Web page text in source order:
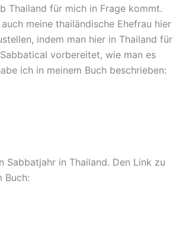
Thailand für mich in Frage kommt.
meine thailändische Ehefrau hier
indem man hier in Thailand für
vorbereitet, wie man es
ich in meinem Buch beschrieben:
Sabbatjahr in Thailand. Den Link zu
Buch: